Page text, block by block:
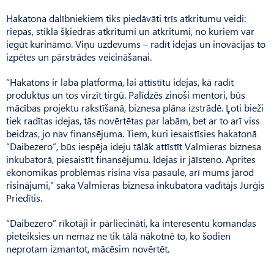
Hakatona dalībniekiem tiks piedāvāti trīs atkritumu veidi:
riepas, stikla šķiedras atkritumi un atkritumi, no kuriem var
iegūt kurināmo. Viņu uzdevums – radīt idejas un inovācijas to
izpētes un pārstrādes veicināšanai.
“Hakatons ir laba platforma, lai attīstītu idejas, kā radīt
produktus un tos virzīt tirgū. Palīdzēs zinoši mentori, būs
mācības projektu rakstīšanā, biznesa plāna izstrādē. Ļoti bieži
tiek radītas idejas, tās novērtētas par labām, bet ar to arī viss
beidzas, jo nav finansējuma. Tiem, kuri iesaistīsies hakatonā
“Daibezero”, būs iespēja ideju tālāk attīstīt Valmieras biznesa
inkubatorā, piesaistīt finansējumu. Idejas ir jāīsteno. Aprites
ekonomikas problēmas risina visa pasaule, arī mums jārod
risinājumi,” saka Valmieras biznesa inkubatora vadītājs Jurģis
Prie­dītis.
“Daibezero” rīkotāji ir pārliecināti, ka interesentu komandas
pieteiksies un nemaz ne tik tālā nākotnē to, ko šodien
neprotam izmantot, mācēsim novērtēt.